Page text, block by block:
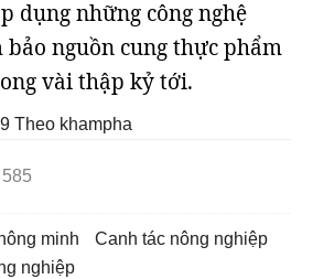
dụng những công nghệ
nguồn cung thực phẩm
vài thập kỷ tới.
Theo khampha
585
minh
canh tác nông nghiệp
nghiệp